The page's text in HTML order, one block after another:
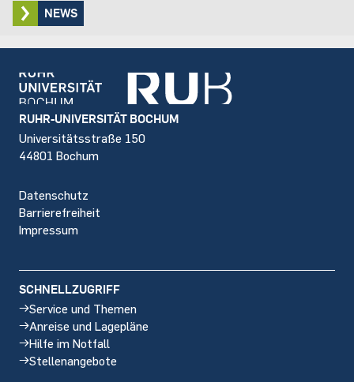
NEWS
Footer
RUHR-UNIVERSITÄT BOCHUM
Universitätsstraße 150
44801 Bochum
Datenschutz
Barrierefreiheit
Impressum
SCHNELLZUGRIFF
Service und Themen
Anreise und Lagepläne
Hilfe im Notfall
Stellenangebote